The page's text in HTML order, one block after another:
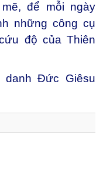
để mỗi ngày
những công cụ
độ của Thiên
danh Đức Giêsu